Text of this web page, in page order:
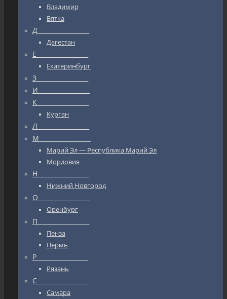
Владимир
Вятка
Д_________________
Дагестан
Е_________________
Екатеринбург
З_________________
И_________________
К_________________
Курган
Л_________________
М_________________
Марий Эл — Республика Марий Эл
Мордовия
Н_________________
Нижний Новгород
О_________________
Оренбург
П_________________
Пенза
Пермь
Р_________________
Рязань
С_________________
Самара